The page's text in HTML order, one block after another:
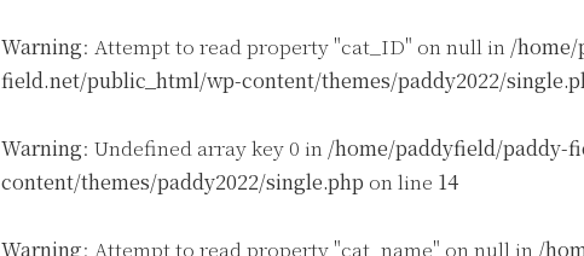
Warning: Attempt to read property "cat_ID" on null in /home/
field.net/public_html/wp-content/themes/paddy2022/
Warning: Undefined array key 0 in /home/paddyfield/paddy-
content/themes/paddy2022/single.php on line 14
Warning: Attempt to read property "cat_name" on null in /